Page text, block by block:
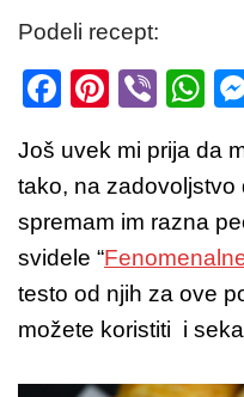
Podeli recept:
F
c
e
b
o
o
Pi
er
e
st
Vi
er
W
at
s
A
p
p
Još uvek mi prija da
tako, na zadovoljstvo
spremam im razna
svidele “
testo od njih za ove
možete koristiti i